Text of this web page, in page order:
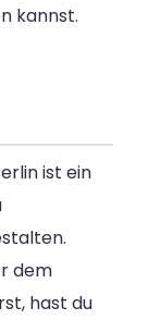
kannst.
ist ein
dem
hast du